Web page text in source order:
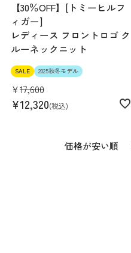
【30％OFF】[トミーヒルフ
ィガー]
レディース フロントロゴ ク
ルーネックニット
SALE 2025秋冬モデル
¥17,600
¥12,320 税込
価格が安い順